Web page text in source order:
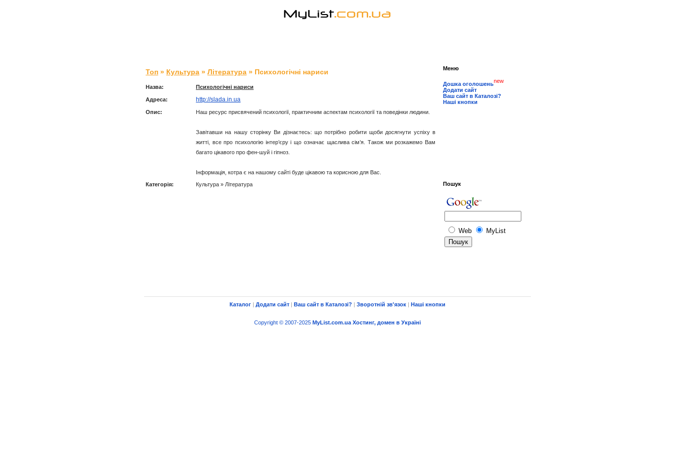
Топ » Культура » Література » Психологічні нариси
Назва: Психологічні нариси
Адреса: http://slada.in.ua
Опис: Наш ресурс присвячений психології, практичним аспектам психології та поведінки людини.
Завітавши на нашу сторінку Ви дізнаєтесь: що потрібно робити щоби досягнути успіху в
житті, все про психологію інтер’єру і що означає щаслива сім’я. Також ми розкажемо Вам
багато цікавого про фен-шуй і гіпноз.
Інформація, котра є на нашому сайті буде цікавою та корисною для Вас.
Категорія:
Культура » Література
Меню
Дошка оголошень
new
Додати сайт
Ваш сайт в Каталозі?
Наші кнопки
Пошук
Web MyList
Каталог | Додати сайт | Ваш сайт в Каталозі? | Зворотній зв'язок | Наші кнопки
Copyright © 2007-2025 MyList.com.ua Хостинг, домен в Україні